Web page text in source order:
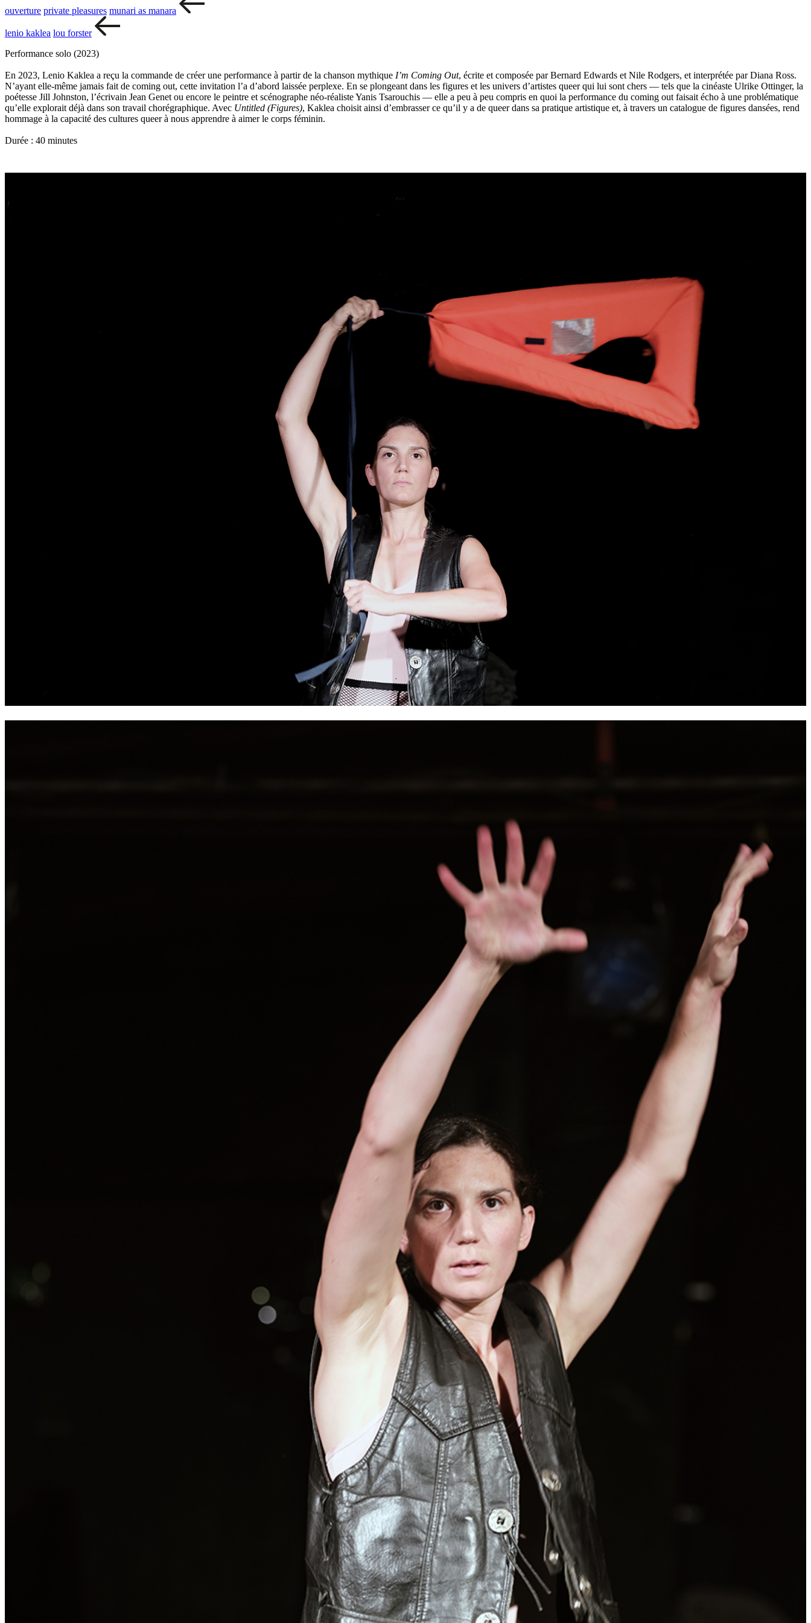
ouverture private pleasures munari as manara
lenio kaklea lou forster
Performance solo (2023)
En 2023, Lenio Kaklea a reçu la commande de créer une performance à partir de la chanson mythique I’m Coming Out, écrite et composée par Bernard Edwards et Nile Rodgers, et interprétée par Diana Ross.
N’ayant elle-même jamais fait de coming out, cette invitation l’a d’abord laissée perplexe. En se plongeant dans les figures et les univers d’artistes queer qui lui sont chers — tels que la cinéaste Ulrike Ottinger, la
poétesse Jill Johnston, l’écrivain Jean Genet ou encore le peintre et scénographe néo-réaliste Yanis Tsarouchis — elle a peu à peu compris en quoi la performance du coming out faisait écho à une problématique
qu’elle explorait déjà dans son travail chorégraphique. Avec Untitled (Figures), Kaklea choisit ainsi d’embrasser ce qu’il y a de queer dans sa pratique artistique et, à travers un catalogue de figures dansées, rend
hommage à la capacité des cultures queer à nous apprendre à aimer le corps féminin.
Durée : 40 minutes